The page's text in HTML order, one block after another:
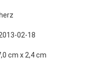
02-18
cm x 2,4 cm